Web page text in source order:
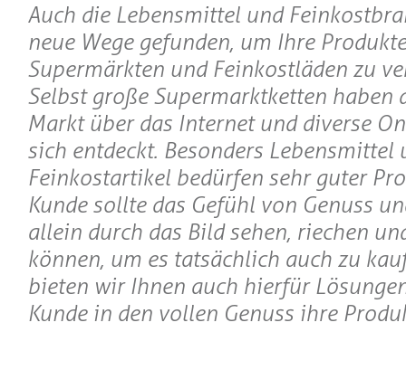
Auch die Lebensmittel und
neue Wege gefunden, um Ihre
Supermärkten und Feinkostläden zu
Selbst große Supermarktketten haben
Markt über das Internet und diverse
sich entdeckt. Besonders Lebensmittel
Feinkostartikel bedürfen sehr guter
Kunde sollte das Gefühl von Genuss
allein durch das Bild sehen, riechen
können, um es tatsächlich auch zu
bieten wir Ihnen auch hierfür
Kunde in den vollen Genuss ihre